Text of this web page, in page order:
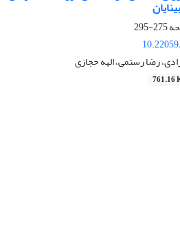
275-295
رضا رستمی، الهه حجازی
761.16